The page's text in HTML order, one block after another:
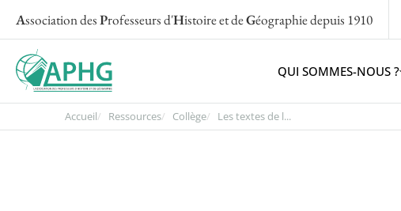
Association desProfesseurs d'Histoire et deGéographiedepuis 1910
QUI SOMMES-NOUS ?
Accueil Ressources Collège Les textes de l...